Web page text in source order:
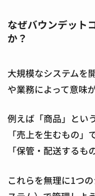
なぜバウンデット
か？
大規模なシステムを
や業務によって意味
例えば「商品」とい
「売上を生むもの
「保管・配送するも
これらを無理に1つ